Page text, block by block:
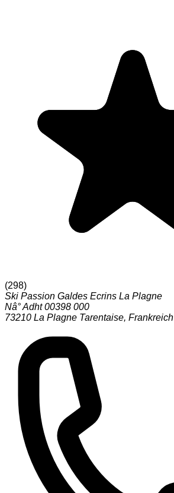
(298)
Ski Passion Galdes Ecrins La Plagne
Nâ° Adht 00398 000
73210 La Plagne Tarentaise, Frankreich